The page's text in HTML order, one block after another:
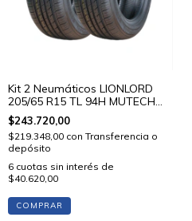
Kit 2 Neumáticos LIONLORD
205/65 R15 TL 94H MUTECH
H01
$243.720,00
$219.348,00 con Transferencia o
depósito
6 cuotas sin interés de
$40.620,00
COMPRAR